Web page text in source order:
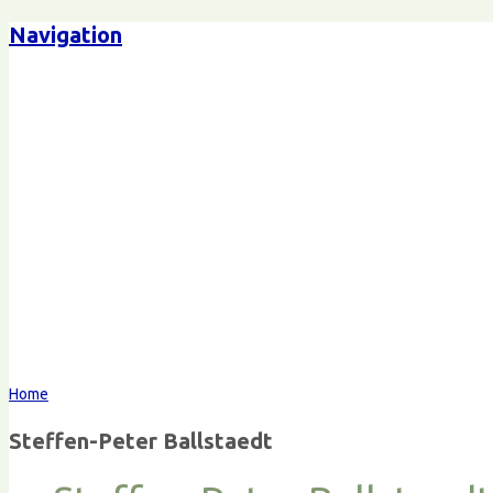
Navigation
Home
Steffen-Peter Ballstaedt